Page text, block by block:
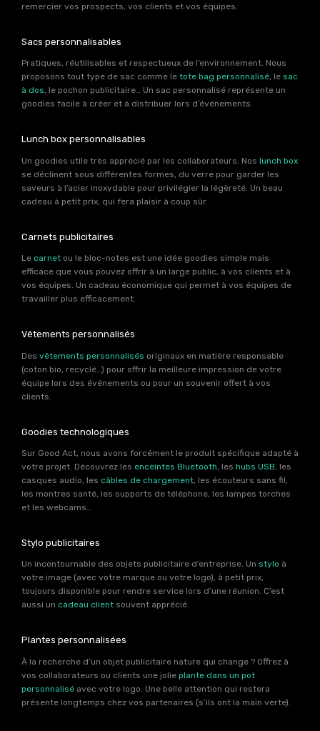
remercier vos prospects, vos clients et vos équipes.
Sacs personnalisables
Pratiques, réutilisables et respectueux de l’environnement. Nous
proposons tout type de sac comme le tote bag personnalisé, le sac
à dos, le pochon publicitaire… Un sac personnalisé représente un
goodies facile à créer et à distribuer lors d’événements.
Lunch box personnalisables
Un goodies utile très apprécié par les collaborateurs. Nos lunch box
se déclinent sous différentes formes, du verre pour garder les
saveurs à l’acier inoxydable pour privilégier la légèreté. Un beau
cadeau à petit prix, qui fera plaisir à coup sûr.
Carnets publicitaires
Le carnet ou le bloc-notes est une idée goodies simple mais
efficace que vous pouvez offrir à un large public, à vos clients et à
vos équipes. Un cadeau économique qui permet à vos équipes de
travailler plus efficacement.
Vêtements personnalisés
Des vêtements personnalisés originaux en matière responsable
(coton bio, recyclé…) pour offrir la meilleure impression de votre
équipe lors des événements ou pour un souvenir offert à vos
clients.
Goodies technologiques
Sur Good Act, nous avons forcément le produit spécifique adapté à
votre projet. Découvrez les enceintes Bluetooth, les hubs USB, les
casques audio, les câbles de chargement, les écouteurs sans fil,
les montres santé, les supports de téléphone, les lampes torches
et les webcams…
Stylo publicitaires
Un incontournable des objets publicitaire d’entreprise. Un stylo à
votre image (avec votre marque ou votre logo), à petit prix,
toujours disponible pour rendre service lors d’une réunion. C’est
aussi un cadeau client souvent apprécié.
Plantes personnalisées
À la recherche d’un objet publicitaire nature qui change ? Offrez à
vos collaborateurs ou clients une jolie plante dans un pot
personnalisé avec votre logo. Une belle attention qui restera
présente longtemps chez vos partenaires (s’ils ont la main verte).